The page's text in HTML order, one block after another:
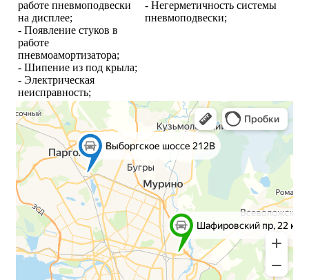
работе пневмоподвески
на дисплее;
- Появление стуков в
работе
пневмоамортизатора;
- Шипение из под крыла;
- Электрическая
неисправность;
- Негерметичность системы
пневмоподвески;